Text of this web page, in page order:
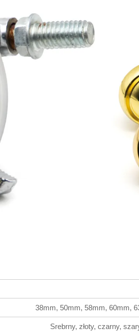
38mm, 50mm, 58mm, 60mm,
Srebrny, złoty, czarny,